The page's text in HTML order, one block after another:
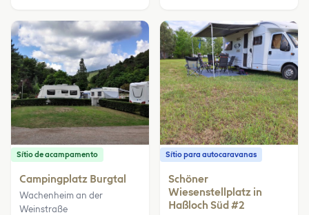
Sítio de acampamento
Campingplatz Burgtal
Wachenheim an der
Weinstraße
Sítio para autocaravanas
Schöner
Wiesenstellplatz in
Haßloch Süd #2